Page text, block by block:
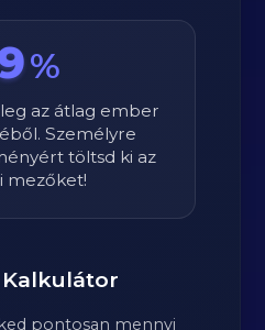
%
az átlag ember
Személyre
töltsd ki az
mezőket!
pontosan mennyi